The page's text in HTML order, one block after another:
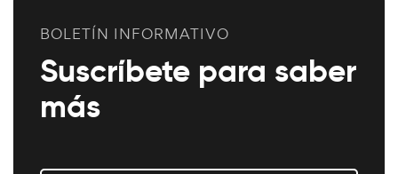
BOLETÍN INFORMATIVO
Suscríbete para saber
más